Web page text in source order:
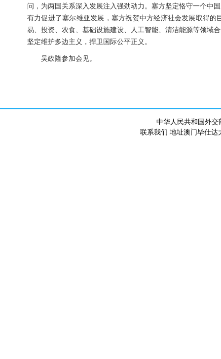
问，为两国关系深入发展注入强劲动力。塞方坚定恪守一个中
有力促进了塞尔维亚发展，塞方祝贺中方经济社会发展取得
易、投资、农食、基础设施建设、人工智能、清洁能源等领域
坚定维护多边主义，捍卫国际公平正义。
吴政隆参加会见。
中华人民共和国外
联系我们 地址澳门毕仕